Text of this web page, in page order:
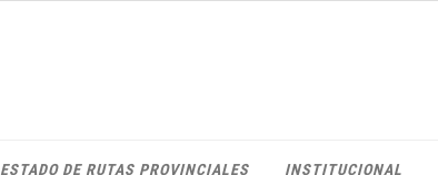
ESTADO DE RUTAS PROVINCIALES INSTITUCIONAL